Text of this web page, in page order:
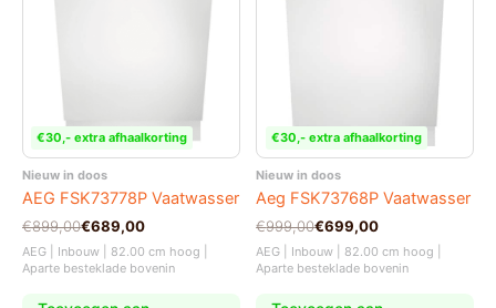
€30,- extra afhaalkorting
Nieuw in doos
AEG FSK73778P Vaatwasser
€899,00
Oorspronkelijke
prijs
was:
€689,00
Huidige
prijs
is:
AEG | Inbouw | 82.00 cm hoog |
Aparte besteklade bovenin
€30,- extra afhaalkorting
Nieuw in doos
Aeg FSK73768P Vaatwasser
€999,00
Oorspronkelijke
prijs
was:
€699,00
Huidige
prijs
is:
AEG | Inbouw | 82.00 cm hoog |
Aparte besteklade bovenin